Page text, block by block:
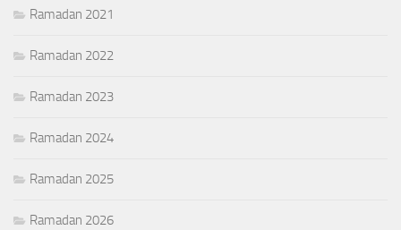
Ramadan 2021
Ramadan 2022
Ramadan 2023
Ramadan 2024
Ramadan 2025
Ramadan 2026